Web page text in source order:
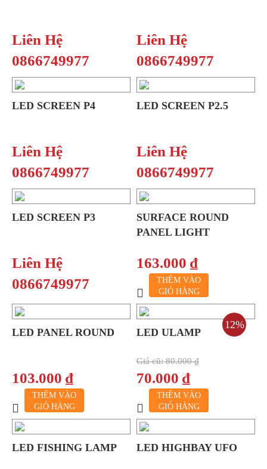
Liên Hệ
0866749977
Liên Hệ
0866749977
LED SCREEN P4
Liên Hệ
0866749977
LED SCREEN P2.5
Liên Hệ
0866749977
LED SCREEN P3
Liên Hệ
0866749977
SURFACE ROUND
PANEL LIGHT
163.000 ₫
THÊM VÀO
GIỎ HÀNG
LED PANEL ROUND
103.000 ₫
THÊM VÀO
GIỎ HÀNG
12%
LED ULAMP
Giá cũ:80.000 ₫
70.000 ₫
THÊM VÀO
GIỎ HÀNG
LED FISHING LAMP LED HIGHBAY UFO